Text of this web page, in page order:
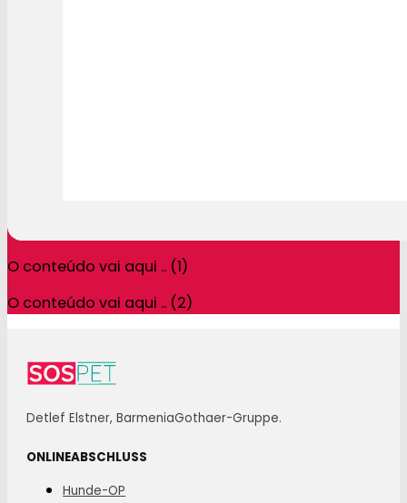
O conteúdo vai aqui .. (1)
O conteúdo vai aqui .. (2)
Detlef Elstner, BarmeniaGothaer-Gruppe.
ONLINEABSCHLUSS
Hunde-OP